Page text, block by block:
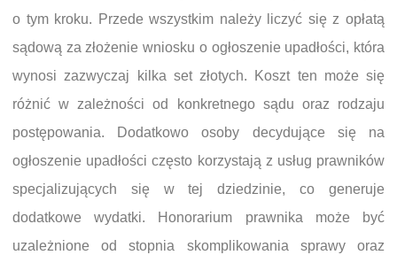
o tym kroku. Przede wszystkim należy liczyć się z opłatą
sądową za złożenie wniosku o ogłoszenie upadłości, która
wynosi zazwyczaj kilka set złotych. Koszt ten może się
różnić w zależności od konkretnego sądu oraz rodzaju
postępowania. Dodatkowo osoby decydujące się na
ogłoszenie upadłości często korzystają z usług prawników
specjalizujących się w tej dziedzinie, co generuje
dodatkowe wydatki. Honorarium prawnika może być
uzależnione od stopnia skomplikowania sprawy oraz